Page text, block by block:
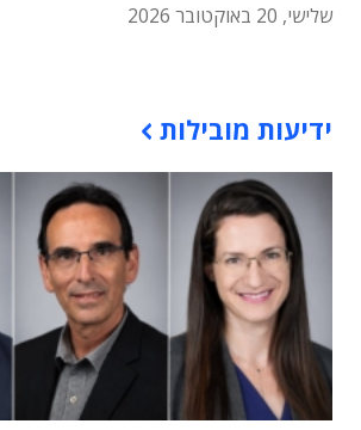
שלישי, 20 באוקטובר 2026
ידיעות מובילות